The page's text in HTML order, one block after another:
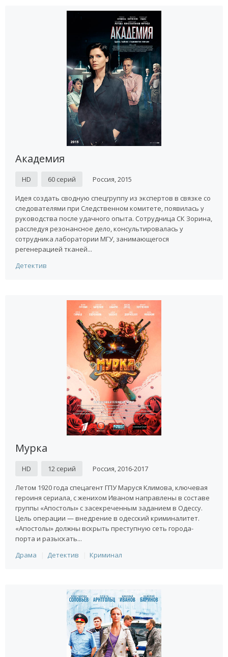
Академия
HD 60 серий Россия, 2015
Идея создать сводную спецгруппу из экспертов в связке со
следователями при Следственном комитете, появилась у
руководства после удачного опыта. Сотрудница СК Зорина,
расследуя резонансное дело, консультировалась у
сотрудника лаборатории МГУ, занимающегося
регенерацией тканей...
Детектив
Мурка
HD 12 серий Россия, 2016-2017
Летом 1920 года спецагент ГПУ Маруся Климова, ключевая
героиня сериала, с женихом Иваном направлены в составе
группы «Апостолы» с засекреченным заданием в Одессу.
Цель операции — внедрение в одесский криминалитет.
«Апостолы» должны вскрыть преступную сеть города-
порта и разыскать...
Драма
Детектив Криминал